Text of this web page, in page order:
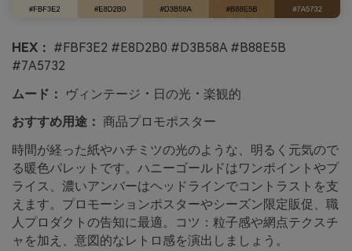
HEX： #FBF3E2 #E8D2B0 #D3B58A #B88E5B
#7A5732
ムード：
ヴィンテージ・日の光・楽観的
おすすめ用途： 商品プロモポスター
時間が経った紙やハチミツの光のような、明るく元気ので
る暖色パレットです。ハニーゴールドはワンポイントやプ
ライス、濃いアンバーはヘッドラインでコントラストを支
えます。プロモーションポスターやシーズン限定販促、職
人プロダクトの告知に最適。コツ：粒子感や網点テクスチ
ャを加え、意図的なレトロ感を演出しましょう。